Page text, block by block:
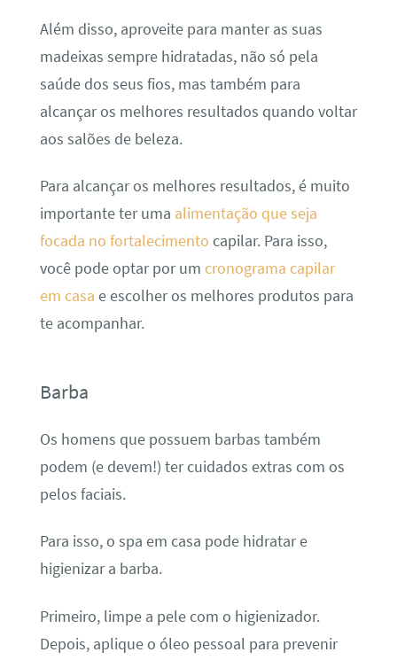
Além disso, aproveite para manter as suas
madeixas sempre hidratadas, não só pela
saúde dos seus fios, mas também para
alcançar os melhores resultados quando voltar
aos salões de beleza.
Para alcançar os melhores resultados, é muito
importante ter uma alimentação que seja
focada no fortalecimento capilar. Para isso,
você pode optar por um cronograma capilar
em casa e escolher os melhores produtos para
te acompanhar.
Barba
Os homens que possuem barbas também
podem (e devem!) ter cuidados extras com os
pelos faciais.
Para isso, o spa em casa pode hidratar e
higienizar a barba.
Primeiro, limpe a pele com o higienizador.
Depois, aplique o óleo pessoal para prevenir